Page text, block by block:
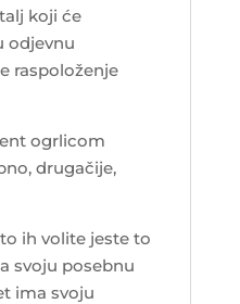
koji će
odjevnu
raspoloženje
ogrlicom
drugačije,
ih volite jeste to
svoju posebnu
ima svoju